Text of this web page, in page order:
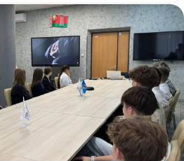
«Город будущего: